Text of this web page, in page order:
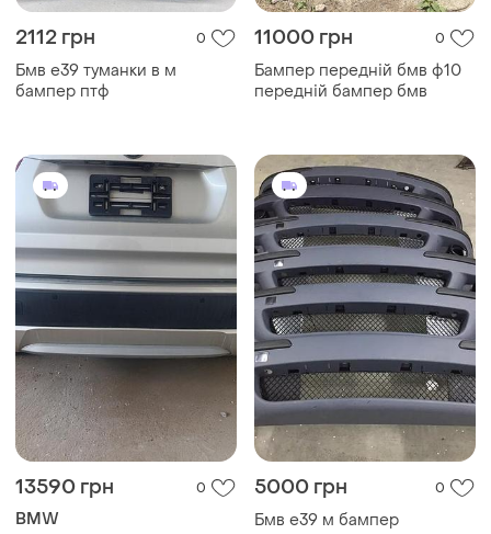
2112 грн 0
Бмв е39 туманки в м
бампер птф
11000 грн 0
Бампер передній бмв ф10
передній бампер бмв
13590 грн 0
BMW
5000 грн 0
Бмв е39 м бампер